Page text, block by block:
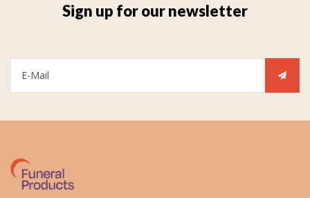
Sign up for our newsletter